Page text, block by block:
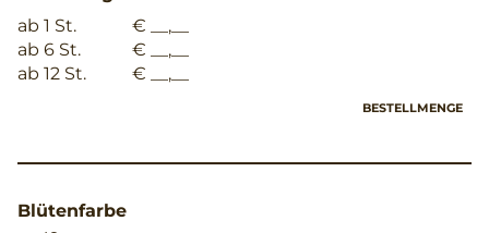
ab 1 St.
€ __,__
ab 6 St.
€ __,__
ab 12 St.
€ __,__
BESTELLMENGE
Blütenfarbe